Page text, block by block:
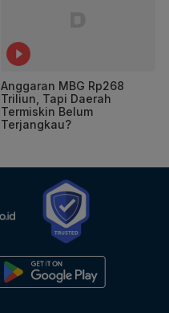
Anggaran MBG Rp268
Triliun, Tapi Daerah
Termiskin Belum
Terjangkau?